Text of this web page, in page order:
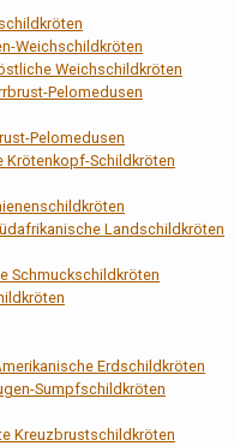
Weichschildkröten
Weichschildkröten
Pelomedusen
Pelomedusen
Krötenkopf-Schildkröten
Landschildkröten
Schmuckschildkröten
Erdschildkröten
Sumpfschildkröten
Kreuzbrustschildkröten